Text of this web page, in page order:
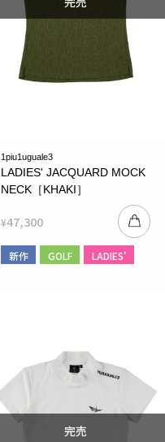
1piu1uguale3
LADIES' JACQUARD MOCK
NECK［KHAKI］
¥47,300
新作 GOLF LADIES'